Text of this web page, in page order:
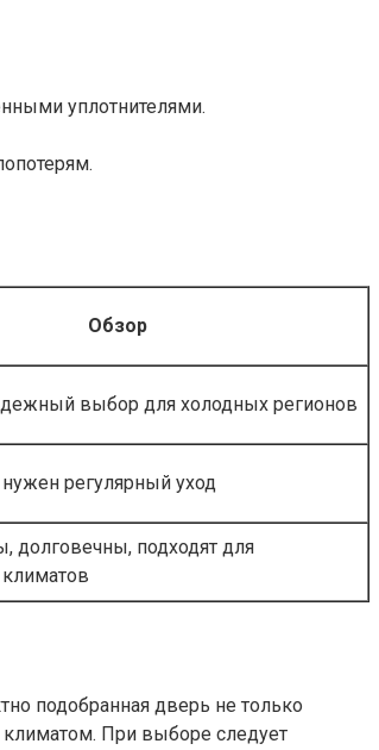
уплотнителями.
Обзор
выбор для холодных регионов
нужен регулярный уход
долговечны, подходят для
подобранная дверь не только
климатом. При выборе следует